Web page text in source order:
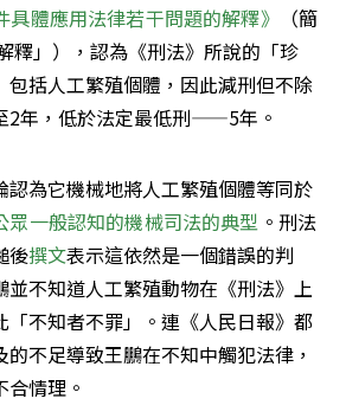
體應用法律若干問題的解釋》
（簡
釋」），認為《刑法》所說的「珍
包括人工繁殖個體，因此減刑但不除
2年，低於法定最低刑——5年。
認為它機械地將人工繁殖個體等同於
眾一般認知的機械司法的典型 。刑法
後撰文表示這依然是一個錯誤的判
並不知道人工繁殖動物在《刑法》上
「不知者不罪」。連《人民日報》都
不足導致王鵬在不知中觸犯法律，
情理。